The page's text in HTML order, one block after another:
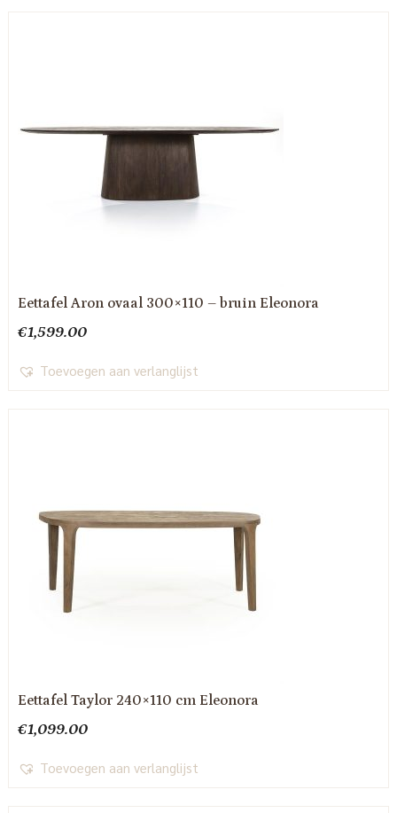
Eettafel Aron ovaal 300×110 – bruin Eleonora
€1,599.00
Toevoegen aan verlanglijst
Eettafel Taylor 240×110 cm Eleonora
€1,099.00
Toevoegen aan verlanglijst